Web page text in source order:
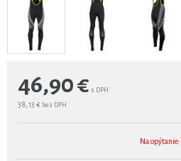
46,90€ s DPH
38,13 € bez DPH
Na opýtanie